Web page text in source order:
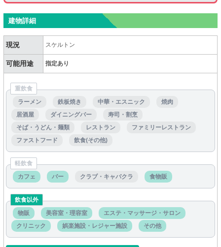
建物詳細
現況 スケルトン
可能用途 指定あり
重飲食
ラーメン
鉄板焼き 中華・エスニック
焼肉
居酒屋
ダイニングバー
寿司・割烹
そば・うどん・麺類
レストラン
ファミリーレストラン
ファストフード
飲食(その他)
軽飲食
カフェ
バー クラブ・キャバクラ 食物販
飲食以外
物販
美容室・理容室
エステ・マッサージ・サロン
クリニック
娯楽施設・レジャー施設 その他